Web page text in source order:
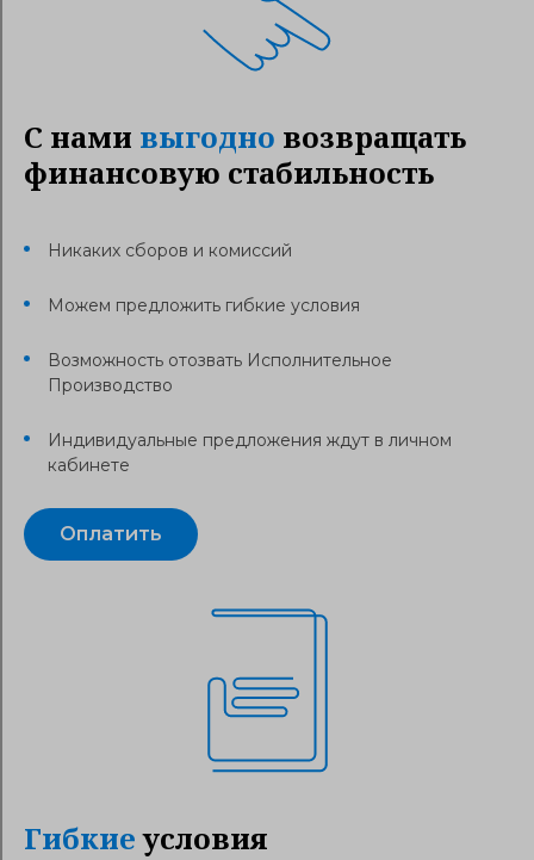
С нами выгодно возвращать
финансовую стабильность
Никаких сборов и комиссий
Можем предложить гибкие условия
Возможность отозвать Исполнительное
Производство
Индивидуальные предложения ждут в личном
кабинете
Оплатить
Гибкиеусловия